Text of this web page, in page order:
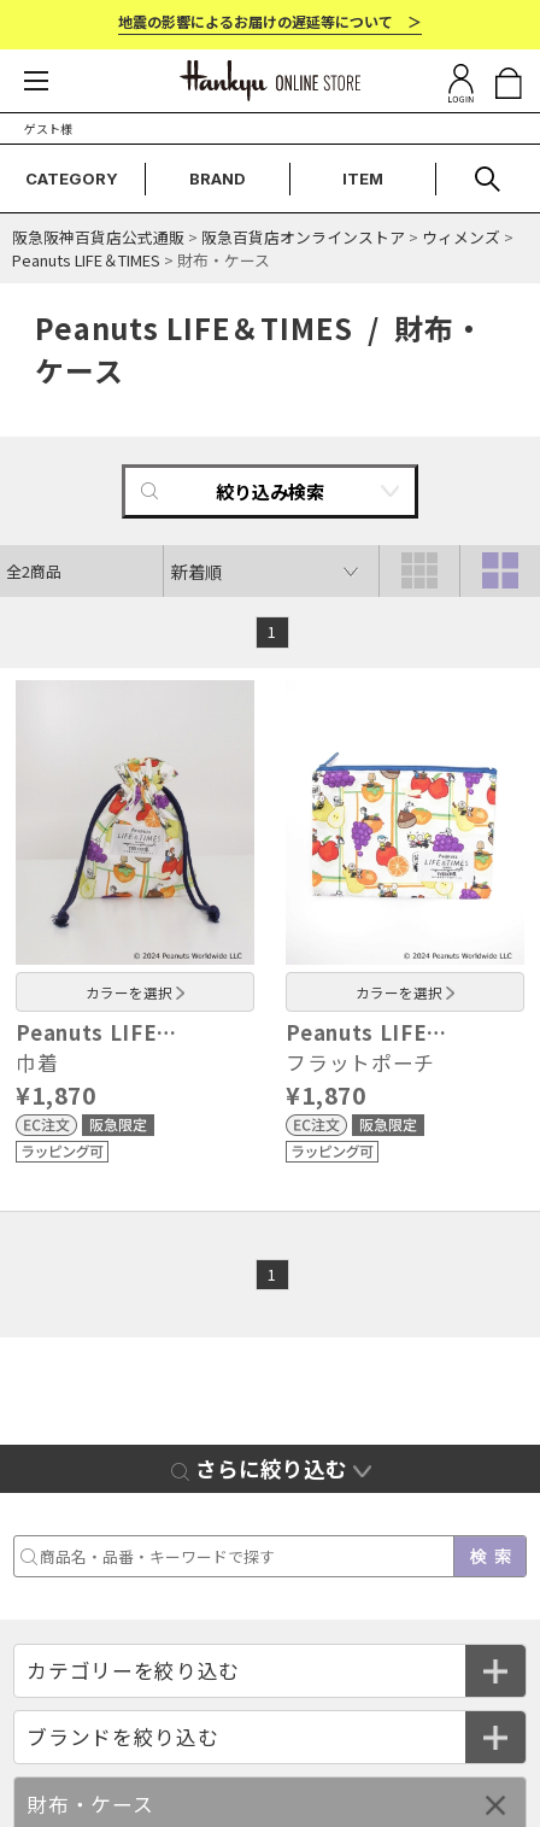
地震の影響によるお届けの遅延等について ＞
ゲスト様
CATEGORY BRAND ITEM
阪急阪神百貨店公式通販 > 阪急百貨店オンラインストア > ウィメンズ >
Peanuts LIFE＆TIMES > 財布・ケース
Peanuts LIFE＆TIMES / 財布・
ケース
絞り込み検索
全2商品
1
カラーを選択
Peanuts LIFE…
巾着
¥1,870
カラーを選択
Peanuts LIFE…
フラットポーチ
¥1,870
1
さらに絞り込む
財布・ケース